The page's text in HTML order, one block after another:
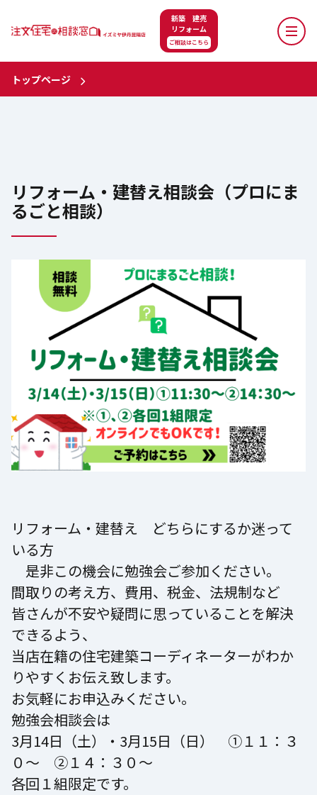
新築 建売
リフォーム
ご相談はこちら
トップページ
リフォーム・建替え相談会（プロにま
るごと相談）
リフォーム・建替え どちらにするか迷って
いる方
是非この機会に勉強会ご参加ください。
間取りの考え方、費用、税金、法規制など
皆さんが不安や疑問に思っていることを解決
できるよう、
当店在籍の住宅建築コーディネーターがわか
りやすくお伝え致します。
お気軽にお申込みください。
勉強会相談会は
3月14日（土）・3月15日（日） ①１１：３
０～ ②１４：３０～
各回１組限定です。